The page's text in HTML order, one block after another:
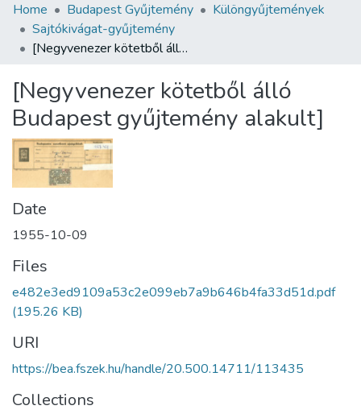
Communities & Collections
All of DSpace
About us
Home Budapest Gyűjtemény
Különgyűjtemények
Sajtókivágat-gyűjtemény
[Negyvenezer kötetből álló Budapest gyűjtemény alakult]
[Negyvenezer kötetből álló
Budapest gyűjtemény alakult]
Date
1955-10-09
Files
e482e3ed9109a53c2e099eb7a9b646b4fa33d51d.pdf
(195.26 KB)
URI
https://bea.fszek.hu/handle/20.500.14711/113435
Collections